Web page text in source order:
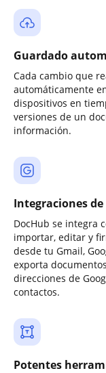
Guardado
Cada cambio que
automáticamente
dispositivos en
versiones de un
información.
Integraciones de
DocHub se integra
importar, editar y
desde tu Gmail,
exporta
direcciones de
contactos.
Potentes